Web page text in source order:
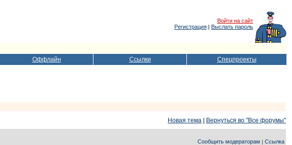
Войти на сайт
Регистрация | Выслать пароль
Оффлайн Ссылки Спецпроекты
Новая тема
Вернуться во "Все форумы"
Сообщить модераторам | Ссылка